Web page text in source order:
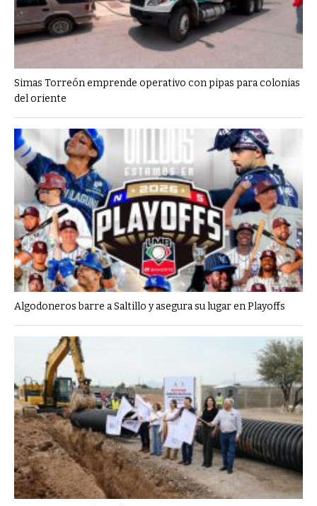
Simas Torreón emprende operativo con pipas para colonias
del oriente
Algodoneros barre a Saltillo y asegura su lugar en Playoffs